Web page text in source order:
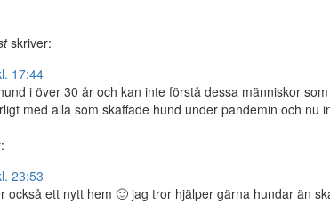
skriver:
17:44
i över 30 år och kan inte förstå dessa människor
med alla som skaffade hund under pandemin och nu
23:53
också ett nytt hem 🙂 jag tror hjälper gärna hundar än